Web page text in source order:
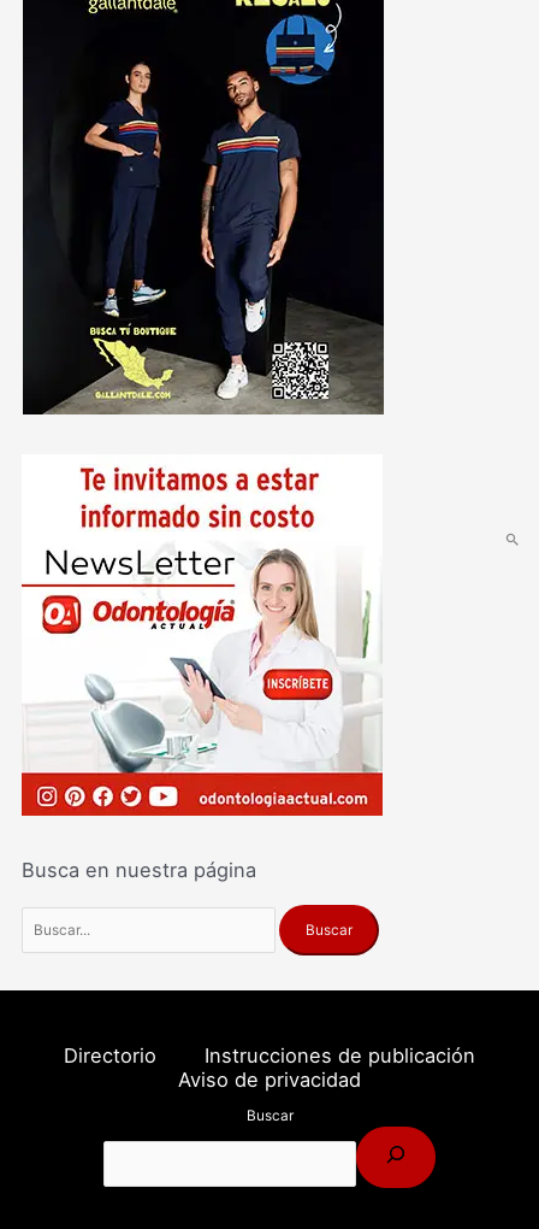
Busca en nuestra página
Directorio
Instrucciones de publicación
Aviso de privacidad
Buscar